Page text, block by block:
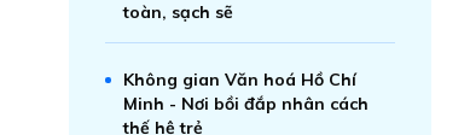
toàn, sạch sẽ
Không gian Văn hoá Hồ Chí
Minh - Nơi bồi đắp nhân cách
thế hệ trẻ